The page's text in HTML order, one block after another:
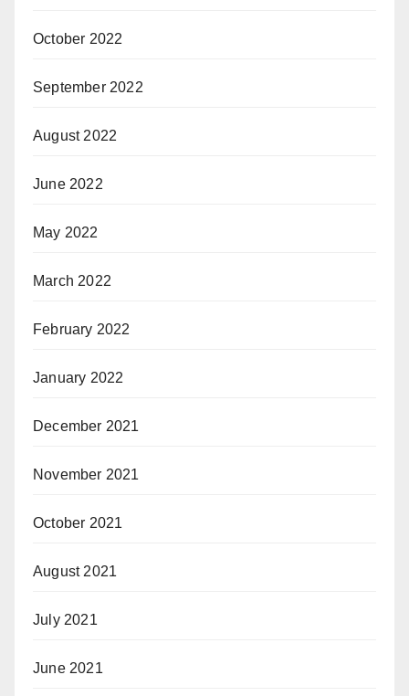
October 2022
September 2022
August 2022
June 2022
May 2022
March 2022
February 2022
January 2022
December 2021
November 2021
October 2021
August 2021
July 2021
June 2021